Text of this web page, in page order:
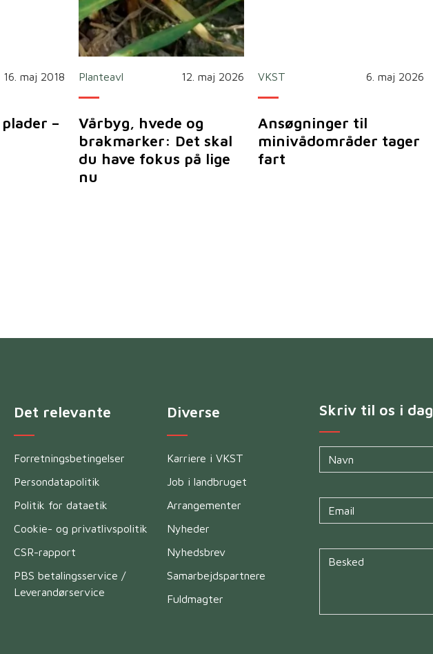
16. maj 2018
–
Planteavl 12. maj 2026
Vårbyg, hvede og
brakmarker: Det skal
du have fokus på lige
nu
VKST 6. maj 2026
Ansøgninger til
minivådområder tager
fart
Det relevante
Forretningsbetingelser
Persondatapolitik
Politik for dataetik
Cookie- og privatlivspolitik
CSR-rapport
PBS betalingsservice /
Leverandørservice
Diverse
Karriere i VKST
Job i landbruget
Arrangementer
Nyheder
Nyhedsbrev
Samarbejdspartnere
Fuldmagter
Skriv til os i dag
Navn*
Untitled*
Untitled*